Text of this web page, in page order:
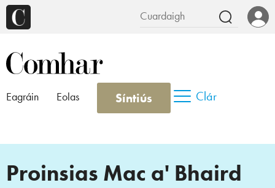
Eagráin Eolas Síntiús Clár
Proinsias Mac a' Bhaird